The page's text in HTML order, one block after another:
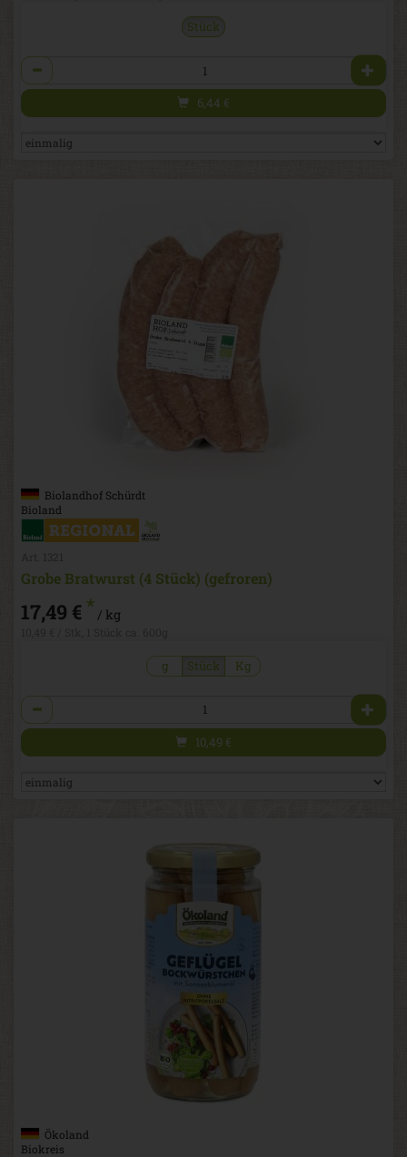
Stück
Anzahl
6,44 €
Biolandhof Schürdt
Bioland
Grobe Bratwurst (4 Stück) (gefroren)
17,49 € * / kg
g Stück Kg
Anzahl
10,49 €
Ökoland
Biokreis